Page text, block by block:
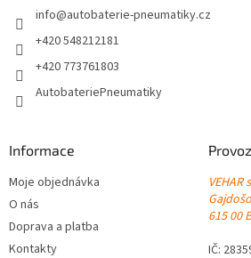
info@autobaterie-pneumatiky.cz
+420 548212181
+420 773761803
AutobateriePneumatiky
Informace
Moje objednávka
O nás
Doprava a platba
Kontakty
VEHAR
615 00
IČ: